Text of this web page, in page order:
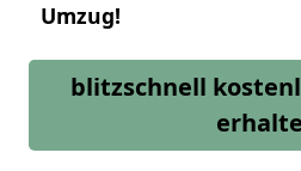
Umzug!
blitzschnell